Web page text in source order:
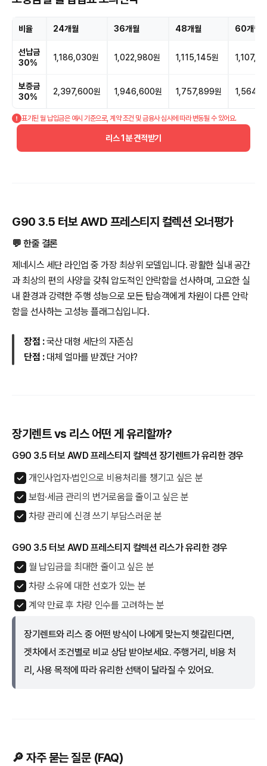
비율 24개월 36개월 48개월 60개월
선납금
30%
1,186,030원 1,022,980원 1,115,145원
보증금
30%
2,397,600원 1,946,600원 1,757,899원
표기된 월 납입금은 예시 기준으로, 계약 조건 및 금융사 심사에 따라 변동될 수 있어요.
리스 1분 견적받기
G90 3.5 터보 AWD 프레스티지 컬렉션 오너평가
💬 한줄 결론
제네시스 세단 라인업 중 가장 최상위 모델입니다. 광활한 실내 공간
과 최상의 편의 사양을 갖춰 압도적인 안락함을 선사하며, 고요한 실
내 환경과 강력한 주행 성능으로 모든 탑승객에게 차원이 다른 안락
함을 선사하는 고성능 플래그십입니다.
장점 :국산 대형 세단의 자존심
단점 : 대체 얼마를 받겠단 거야?
장기렌트 vs 리스 어떤 게 유리할까?
G90 3.5 터보 AWD 프레스티지 컬렉션 장기렌트가 유리한 경우
개인사업자·법인으로 비용처리를 챙기고 싶은 분
보험·세금 관리의 번거로움을 줄이고 싶은 분
차량 관리에 신경 쓰기 부담스러운 분
G90 3.5 터보 AWD 프레스티지 컬렉션 리스가 유리한 경우
월 납입금을 최대한 줄이고 싶은 분
차량 소유에 대한 선호가 있는 분
계약 만료 후 차량 인수를 고려하는 분
장기렌트와 리스 중 어떤 방식이 나에게 맞는지 헷갈린다면,
겟차에서 조건별로 비교 상담 받아보세요. 주행거리, 비용 처
리, 사용 목적에 따라 유리한 선택이 달라질 수 있어요.
🔎 자주 묻는 질문 (FAQ)